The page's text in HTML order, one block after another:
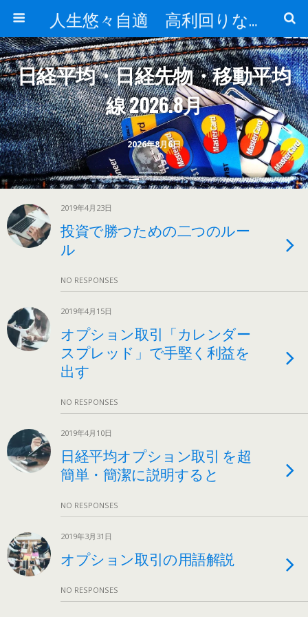
人生悠々自適 高利回りな投資法!
2026年8月6日
日経平均・日経先物・移動平均
線 2026.8月
2019年4月23日
投資で勝つための二つのルー
ル
NO RESPONSES
2019年4月15日
オプション取引「カレンダー
スプレッド」で手堅く利益を
出す
NO RESPONSES
2019年4月10日
日経平均オプション取引 を超
簡単・簡潔に説明すると
NO RESPONSES
2019年3月31日
オプション取引の用語解説
NO RESPONSES